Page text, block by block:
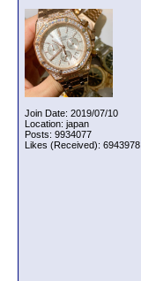
Join Date: 2019/07/10
Location: japan
Posts: 9934077
Likes (Received): 6943978